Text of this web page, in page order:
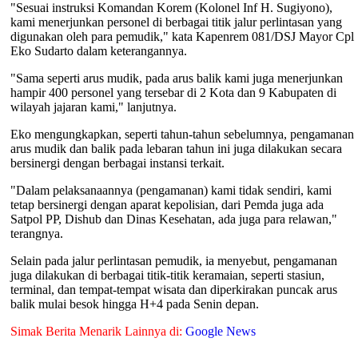
"Sesuai instruksi Komandan Korem (Kolonel Inf H. Sugiyono),
kami menerjunkan personel di berbagai titik jalur perlintasan yang
digunakan oleh para pemudik," kata Kapenrem 081/DSJ Mayor Cpl
Eko Sudarto dalam keterangannya.
"Sama seperti arus mudik, pada arus balik kami juga menerjunkan
hampir 400 personel yang tersebar di 2 Kota dan 9 Kabupaten di
wilayah jajaran kami," lanjutnya.
Eko mengungkapkan, seperti tahun-tahun sebelumnya, pengamanan
arus mudik dan balik pada lebaran tahun ini juga dilakukan secara
bersinergi dengan berbagai instansi terkait.
"Dalam pelaksanaannya (pengamanan) kami tidak sendiri, kami
tetap bersinergi dengan aparat kepolisian, dari Pemda juga ada
Satpol PP, Dishub dan Dinas Kesehatan, ada juga para relawan,"
terangnya.
Selain pada jalur perlintasan pemudik, ia menyebut, pengamanan
juga dilakukan di berbagai titik-titik keramaian, seperti stasiun,
terminal, dan tempat-tempat wisata dan diperkirakan puncak arus
balik mulai besok hingga H+4 pada Senin depan.
Simak Berita Menarik Lainnya di: Google News